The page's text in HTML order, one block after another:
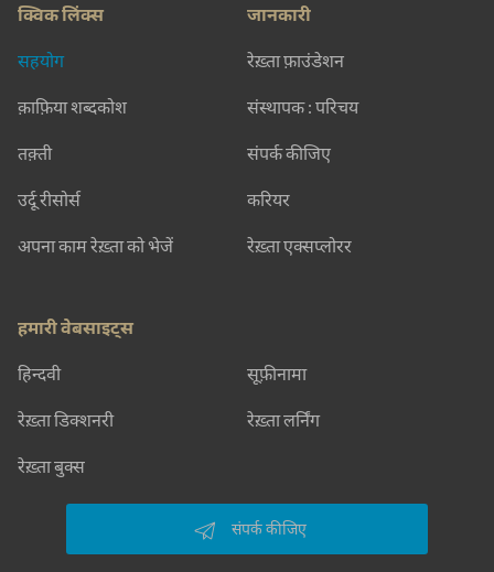
क्विक लिंक्स
सहयोग
क़ाफ़िया शब्दकोश
तक़्ती
उर्दू रीसोर्स
अपना काम रेख़्ता को भेजें
जानकारी
रेख़्ता फ़ाउंडेशन
संस्थापक : परिचय
संपर्क कीजिए
करियर
रेख़्ता एक्सप्लोरर
हमारी वेबसाइट्स
हिन्दवी सूफ़ीनामा
रेख़्ता डिक्शनरी रेख़्ता लर्निंग
रेख़्ता बुक्स
संपर्क कीजिए